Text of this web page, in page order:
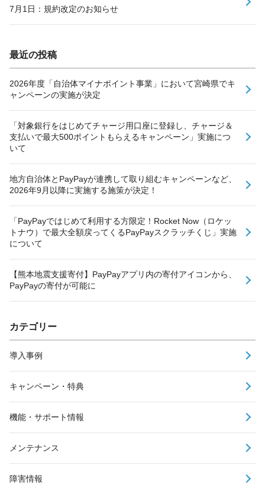
7月1日：規約改定のお知らせ
最近の投稿
2026年度「自治体マイナポイント事業」において宮崎県でキ
ャンペーンの実施が決定
「対象銀行をはじめてチャージ用口座に登録し、チャージ＆
支払いで最大500ポイントもらえるキャンペーン」実施につ
いて
地方自治体とPayPayが連携して取り組むキャンペーンなど、
2026年9月以降に実施する施策が決定！
「PayPayではじめて利用する方限定！Rocket Now（ロケッ
トナウ）で最大全額戻ってくるPayPayスクラッチくじ」実施
について
【熊本地震支援寄付】PayPayアプリ内の寄付アイコンから、
PayPayの寄付が可能に
カテゴリー
導入事例
キャンペーン・特典
機能・サポート情報
メンテナンス
障害情報